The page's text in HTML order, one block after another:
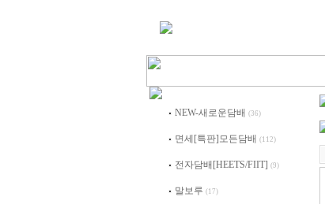
NEW-새로운담배 (36)
면세[특판]모든담배 (112)
전자담배[HEETS/FIIT] (9)
말보루 (17)